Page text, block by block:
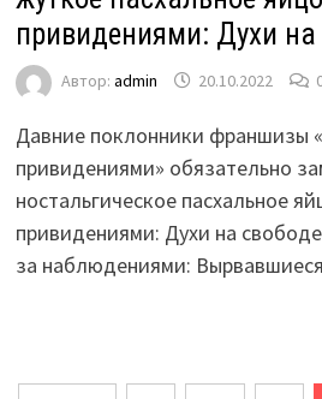
привидениями: Духи на
Автор: admin 20.10.2022
Давние поклонники франшизы
привидениями» обязательно
ностальгическое пасхальное
привидениями: Духи на
за наблюдениями: